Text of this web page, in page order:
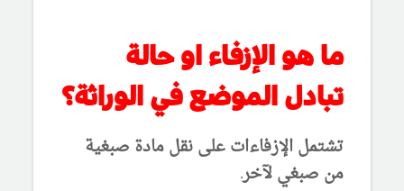
ما هو الإزفاء او حالة
تبادل الموضع في الوراثة؟
تشتمل الإزفاءات على نقل مادة صبغية
من صبغي لآخر.